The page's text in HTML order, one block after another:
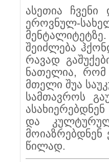
ასეთია ჩვენი
ეროვნულ-
შეიძლება
რა­ვად
ნათელია, რომ
მთელი შუა
სამ­თა­ვროს
და
წი­ლად.